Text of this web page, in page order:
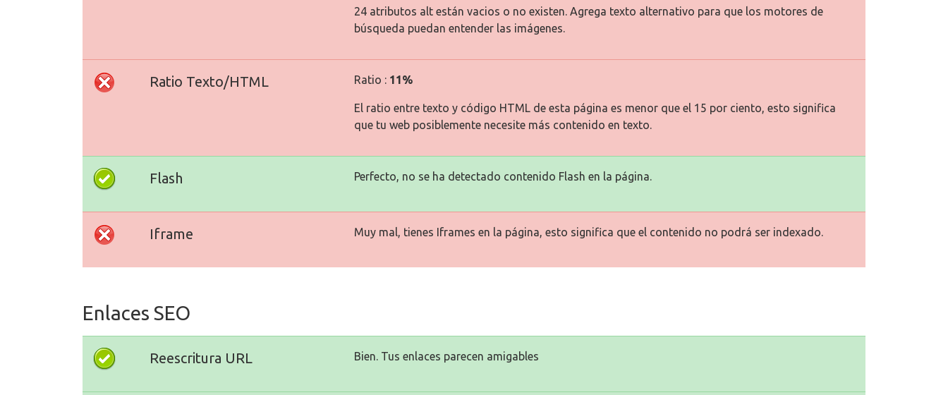
24 atributos alt están vacios o no existen. Agrega texto alternativo para que los motores de
búsqueda puedan entender las imágenes.
Ratio Texto/HTML Ratio : 11%
El ratio entre texto y código HTML de esta página es menor que el 15 por ciento, esto significa
que tu web posiblemente necesite más contenido en texto.
Flash Perfecto, no se ha detectado contenido Flash en la página.
Iframe Muy mal, tienes Iframes en la página, esto significa que el contenido no podrá ser indexado.
Enlaces SEO
Reescritura URL Bien. Tus enlaces parecen amigables